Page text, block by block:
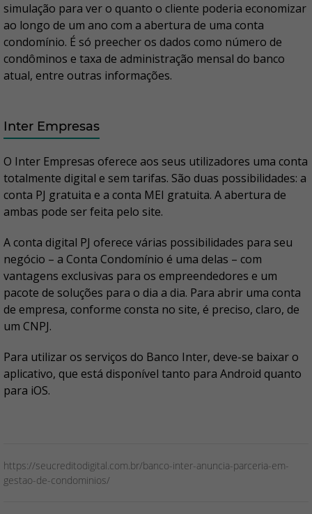
simulação para ver o quanto o cliente poderia economizar
ao longo de um ano com a abertura de uma conta
condomínio. É só preecher os dados como número de
condôminos e taxa de administração mensal do banco
atual, entre outras informações.
Inter Empresas
O Inter Empresas oferece aos seus utilizadores uma conta
totalmente digital e sem tarifas. São duas possibilidades: a
conta PJ gratuita e a conta MEI gratuita. A abertura de
ambas pode ser feita pelo site.
A conta digital PJ oferece várias possibilidades para seu
negócio – a Conta Condomínio é uma delas – com
vantagens exclusivas para os empreendedores e um
pacote de soluções para o dia a dia. Para abrir uma conta
de empresa, conforme consta no site, é preciso, claro, de
um CNPJ.
Para utilizar os serviços do Banco Inter, deve-se baixar o
aplicativo, que está disponível tanto para Android quanto
para iOS.
https://seucreditodigital.com.br/banco-inter-anuncia-parceria-em-
gestao-de-condominios/